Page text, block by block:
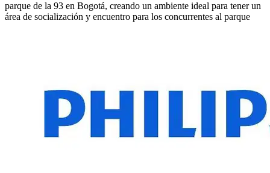
parque de la 93 en Bogotá, creando un ambiente ideal para tener un
área de socialización y encuentro para los concurrentes al parque